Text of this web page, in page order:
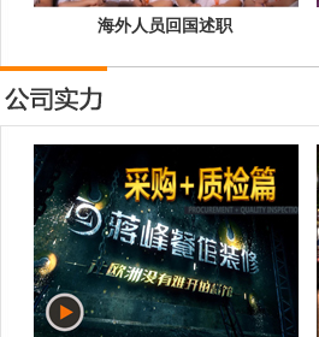
海外人员回国述职